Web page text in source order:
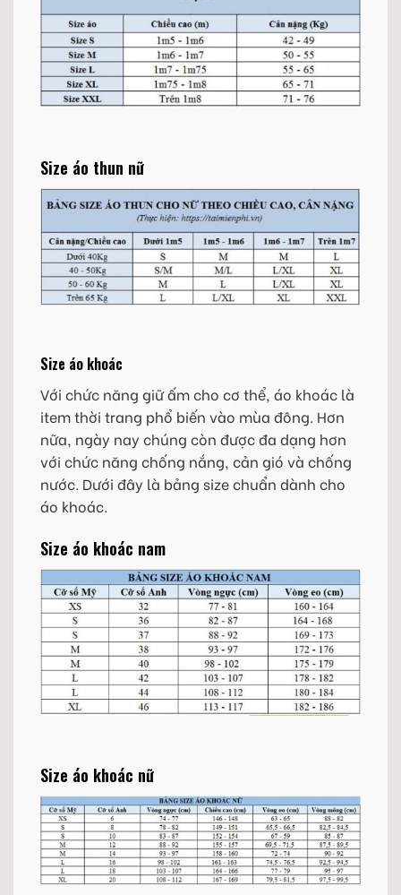
Size áo thun nữ
Size áo khoác
Với chức năng giữ ấm cho cơ thể, áo khoác là
item thời trang phổ biến vào mùa đông. Hơn
nữa, ngày nay chúng còn được đa dạng hơn
với chức năng chống nắng, cản gió và chống
nước. Dưới đây là bảng size chuẩn dành cho
áo khoác.
Size áo khoác nam
Size áo khoác nữ